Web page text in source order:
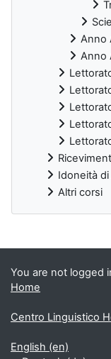
Anno
Anno
Idoneità
Altri corsi
You are not logged
Home
Centro Linguistico
English ‎(en)‎